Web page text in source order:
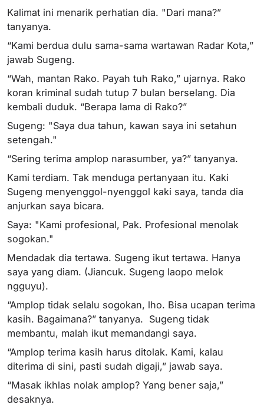
Kalimat ini menarik perhatian dia. "Dari mana?”
tanyanya.
“Kami berdua dulu sama-sama wartawan Radar Kota,”
jawab Sugeng.
“Wah, mantan Rako. Payah tuh Rako,” ujarnya. Rako
koran kriminal sudah tutup 7 bulan berselang. Dia
kembali duduk. “Berapa lama di Rako?”
Sugeng: "Saya dua tahun, kawan saya ini setahun
setengah."
“Sering terima amplop narasumber, ya?” tanyanya.
Kami terdiam. Tak menduga pertanyaan itu. Kaki
Sugeng menyenggol-nyenggol kaki saya, tanda dia
anjurkan saya bicara.
Saya: "Kami profesional, Pak. Profesional menolak
sogokan."
Mendadak dia tertawa. Sugeng ikut tertawa. Hanya
saya yang diam. (Jiancuk. Sugeng laopo melok
ngguyu).
“Amplop tidak selalu sogokan, lho. Bisa ucapan terima
kasih. Bagaimana?” tanyanya. Sugeng tidak
membantu, malah ikut memandangi saya.
“Amplop terima kasih harus ditolak. Kami, kalau
diterima di sini, pasti sudah digaji,” jawab saya.
“Masak ikhlas nolak amplop? Yang bener saja,”
desaknya.